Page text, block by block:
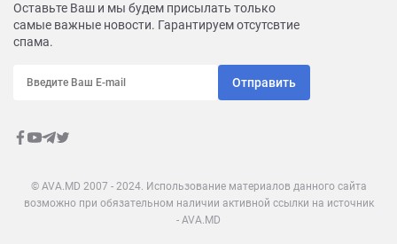
Оставьте Ваш и мы будем присылать только
самые важные новости. Гарантируем отсутсвтие
спама.
Отправить
© AVA.MD 2007 - 2024. Использование материалов данного сайта
возможно при обязательном наличии активной ссылки на источник
- AVA.MD